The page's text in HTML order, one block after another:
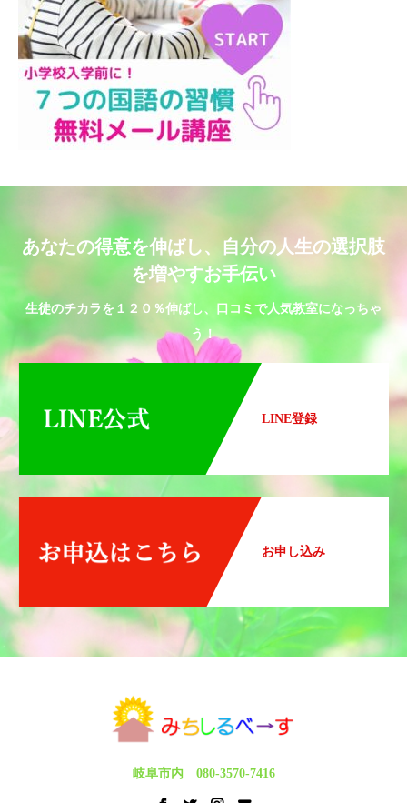
あなたの得意を伸ばし、自分の人生の選択肢
を増やすお手伝い
生徒のチカラを１２０％伸ばし、口コミで人気教室になっちゃ
う！
LINE登録
お申し込み
岐阜市内 080-3570-7416